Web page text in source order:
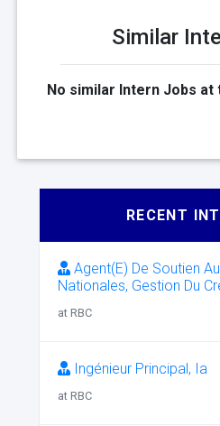
Similar
No similar Intern Jobs at
RECENT
Agent(E) De Soutien
Nationales, Gestion Du
at RBC
Ingénieur Principal, Ia
at RBC